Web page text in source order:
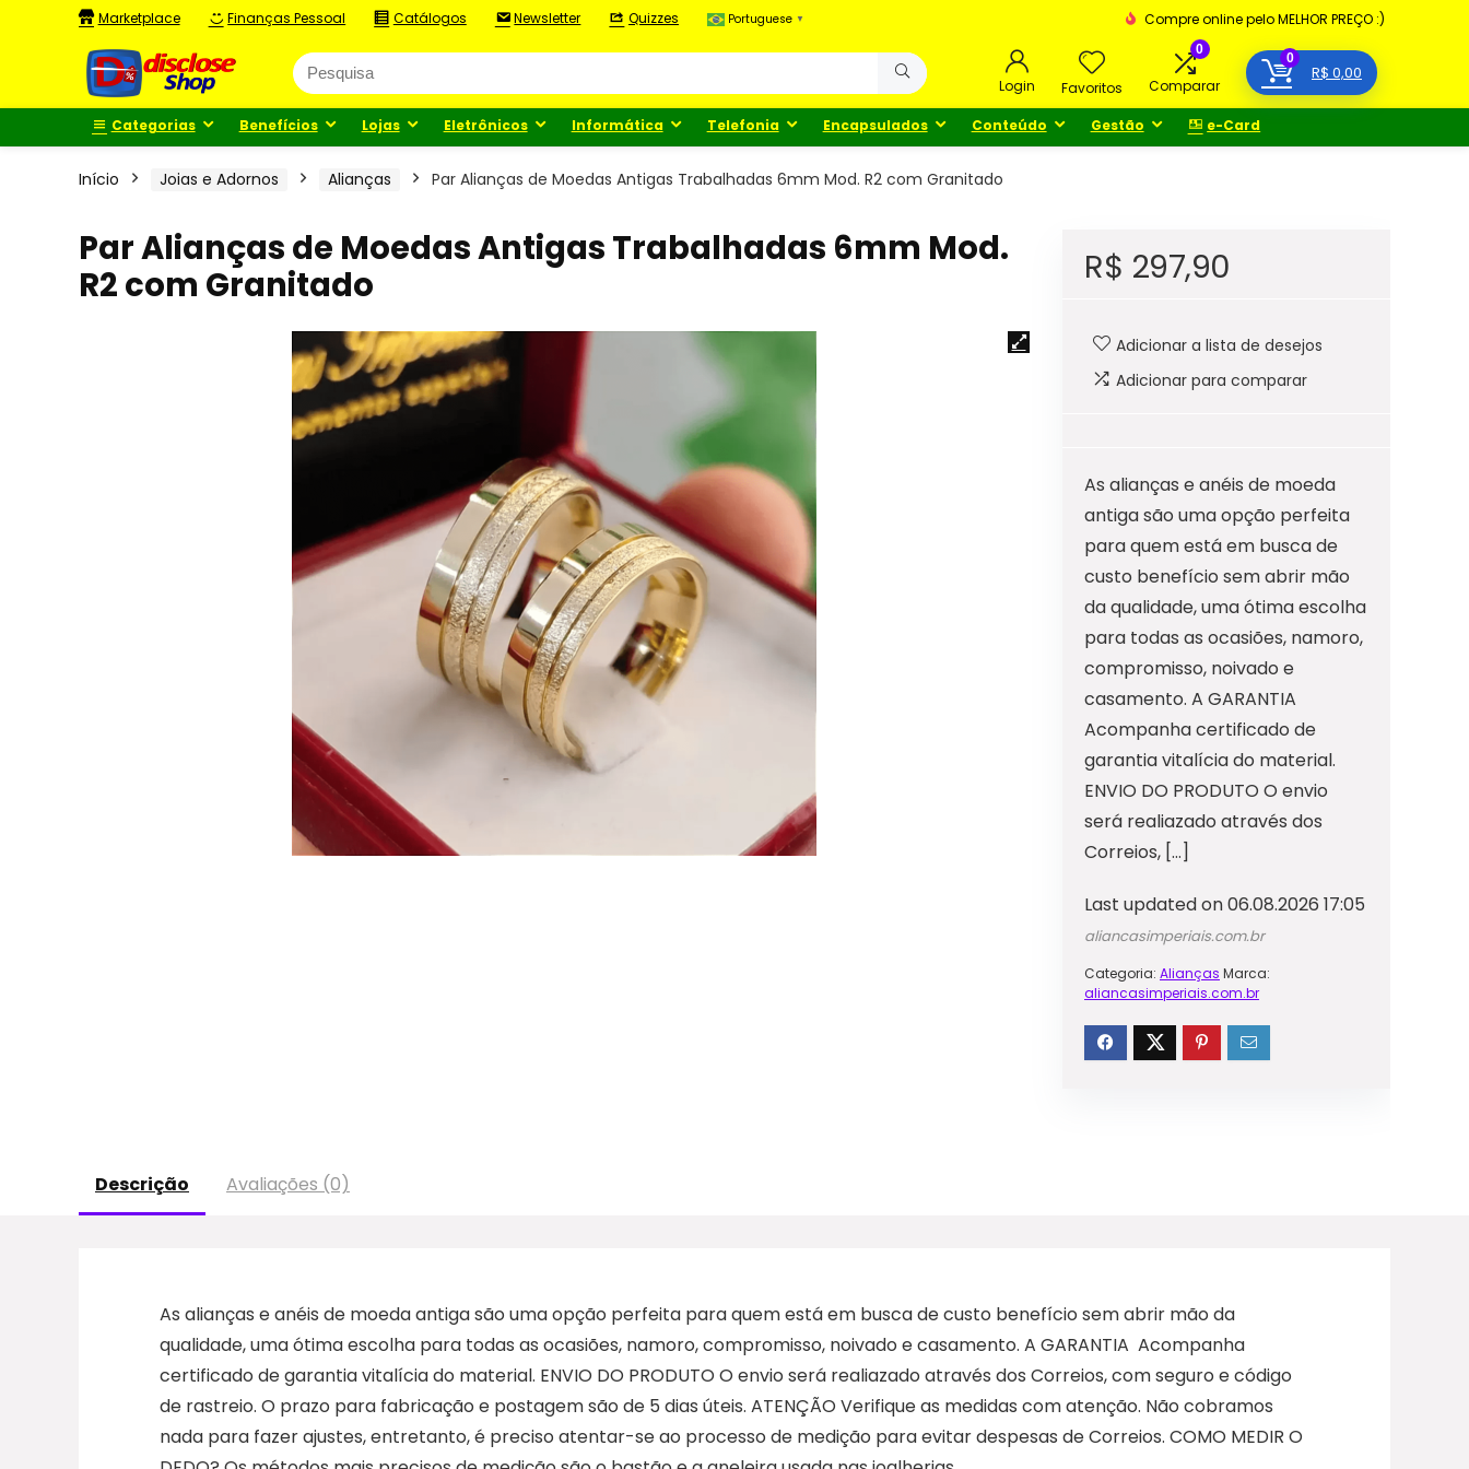
Marketplace Finanças Pessoal Catálogos Newsletter Quizzes Portuguese ▼ Compre online pelo MELHOR PREÇO :)
Login Favoritos
0
Comparar
0
R$ 0,00
Categorias Benefícios Lojas Eletrônicos Informática Telefonia Encapsulados Conteúdo Gestão e-Card
Início Joias e Adornos Alianças Par Alianças de Moedas Antigas Trabalhadas 6mm Mod. R2 com Granitado
Par Alianças de Moedas Antigas Trabalhadas 6mm Mod.
R2 com Granitado
R$ 297,90
Adicionar a lista de desejos
Adicionar para comparar
As alianças e anéis de moeda
antiga são uma opção perfeita
para quem está em busca de
custo benefício sem abrir mão
da qualidade, uma ótima escolha
para todas as ocasiões, namoro,
compromisso, noivado e
casamento. A GARANTIA
Acompanha certificado de
garantia vitalícia do material.
ENVIO DO PRODUTO O envio
será realiazado através dos
Correios, […]
Last updated on 06.08.2026 17:05
aliancasimperiais.com.br
Categoria: Alianças Marca:
aliancasimperiais.com.br
Descrição Avaliações (0)
As alianças e anéis de moeda antiga são uma opção perfeita para quem está em busca de custo benefício sem abrir mão da
qualidade, uma ótima escolha para todas as ocasiões, namoro, compromisso, noivado e casamento. A GARANTIA Acompanha
certificado de garantia vitalícia do material. ENVIO DO PRODUTO O envio será realiazado através dos Correios, com seguro e código
de rastreio. O prazo para fabricação e postagem são de 5 dias úteis. ATENÇÃO Verifique as medidas com atenção. Não cobramos
nada para fazer ajustes, entretanto, é preciso atentar-se ao processo de medição para evitar despesas de Correios. COMO MEDIR O